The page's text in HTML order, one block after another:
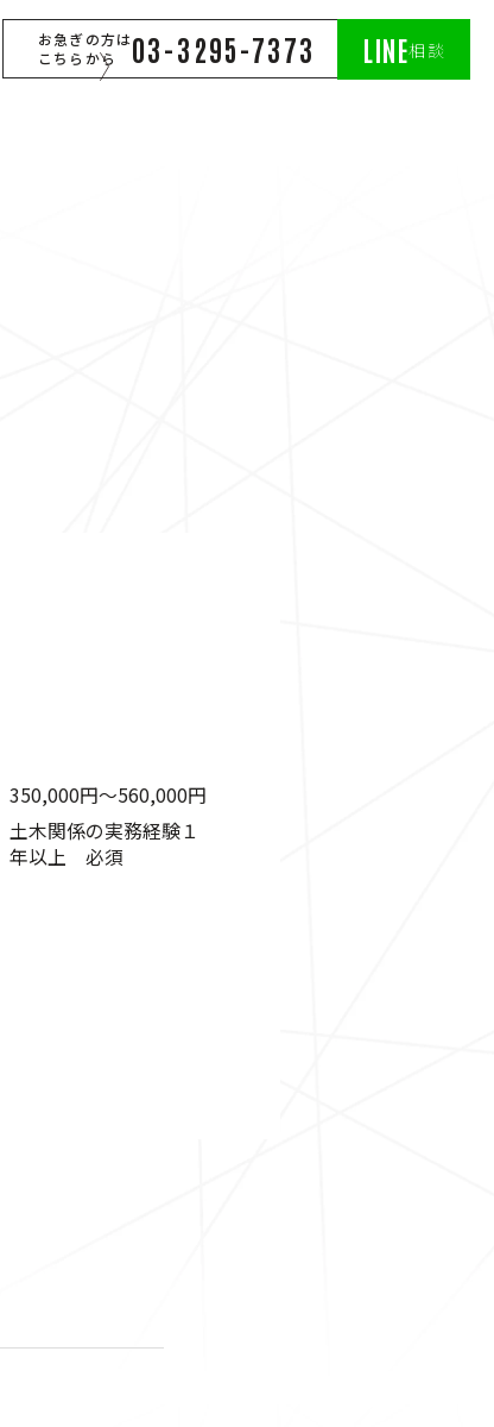
お急ぎの方は
こちらから
03-3295-7373 LINE相談
350,000円〜560,000円
土木関係の実務経験１
年以上 必須